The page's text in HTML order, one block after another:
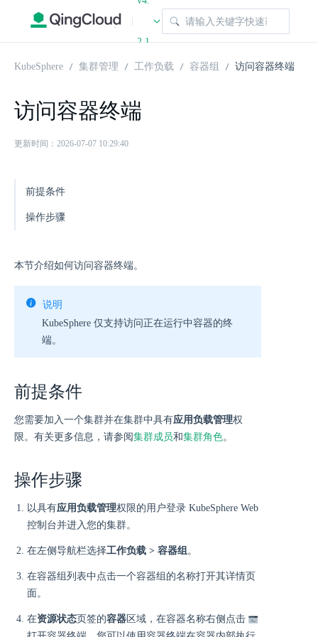
|
2.1
KubeSphere 集群管理 工作负载 容器组 访问容器终端
访问容器终端
更新时间：2026-07-07 10:29:40
前提条件
操作步骤
本节介绍如何访问容器终端。
说明
KubeSphere 仅支持访问正在运行中容器的终
端。
前提条件
您需要加入一个集群并在集群中具有应用负载管理权
限。有关更多信息，请参阅集群成员和集群角色。
操作步骤
以具有应用负载管理权限的用户登录 KubeSphere Web
控制台并进入您的集群。
在左侧导航栏选择工作负载 > 容器组。
在容器组列表中点击一个容器组的名称打开其详情页
面。
在资源状态页签的容器 区域，在容器名称右侧点击